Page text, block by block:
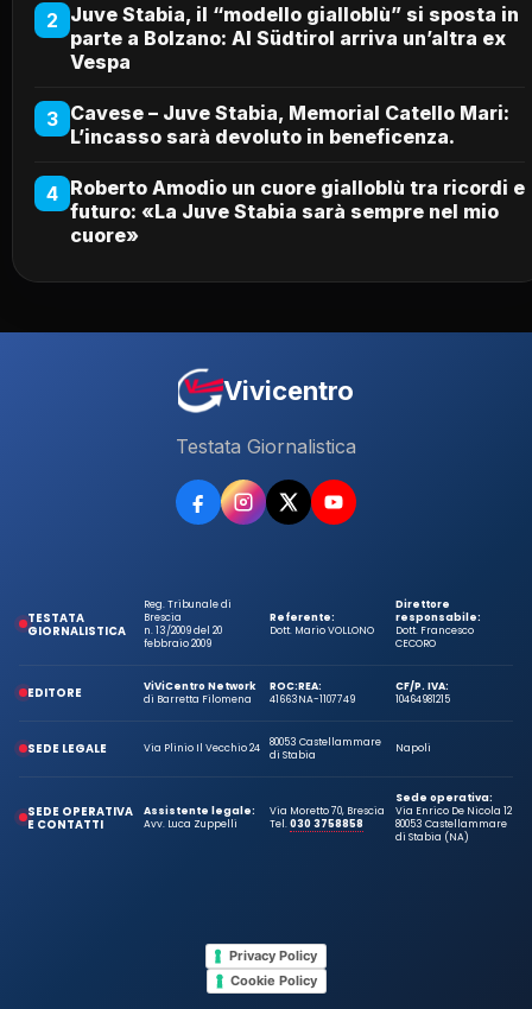
2 Juve Stabia, il “modello gialloblù” si sposta in
parte a Bolzano: Al Südtirol arriva un’altra ex
Vespa
3 Cavese – Juve Stabia, Memorial Catello Mari:
L’incasso sarà devoluto in beneficenza.
4 Roberto Amodio un cuore gialloblù tra ricordi e
futuro: «La Juve Stabia sarà sempre nel mio
cuore»
Vivicentro
Testata Giornalistica
TESTATA
GIORNALISTICA
Reg. Tribunale di
Brescia
n. 13/2009 del 20
febbraio 2009
Referente:
Dott. Mario VOLLONO
Direttore
responsabile:
Dott. Francesco
CECORO
EDITORE
ViViCentro Network
di Barretta Filomena
ROC:
41663
REA:
NA-1107749
CF/P. IVA:
10464981215
SEDE LEGALE Via Plinio Il Vecchio 24
80053 Castellammare
di Stabia
Napoli
SEDE OPERATIVA
E CONTATTI
Assistente legale:
Avv. Luca Zuppelli
Via Moretto 70, Brescia
Tel.030 3758858
Sede operativa:
Via Enrico De Nicola 12
80053 Castellammare
di Stabia (NA)
Privacy Policy
Cookie Policy